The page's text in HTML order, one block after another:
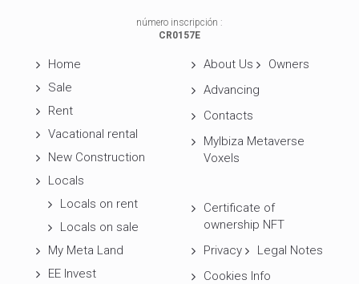
número inscripción :
CR0157E
Home
Sale
Rent
Vacational rental
New Construction
Locals
Locals on rent
Locals on sale
My Meta Land
EE Invest
About Us
Owners
Advancing
Contacts
MyIbiza Metaverse
Voxels
Certificate of
ownership NFT
Privacy
Legal Notes
Cookies Info